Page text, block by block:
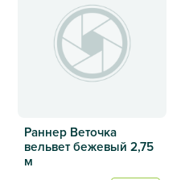
Раннер Веточка
вельвет бежевый 2,75
м